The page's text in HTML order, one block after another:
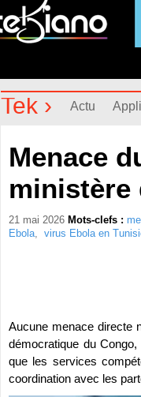
Tek › Actu
Menace
ministère
21 mai 2026 Mots-clefs :
Ebola, virus Ebola en
Aucune menace directe
démocratique du
que les services
coordination avec les